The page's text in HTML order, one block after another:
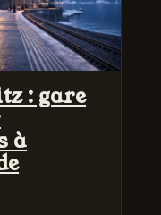
: gare
à